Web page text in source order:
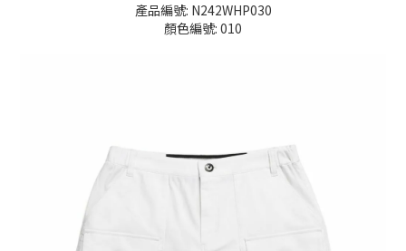
產品編號: N242WHP030
顏色編號: 010